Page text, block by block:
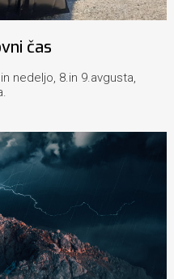
čas
nedeljo, 8.in 9.avgusta,